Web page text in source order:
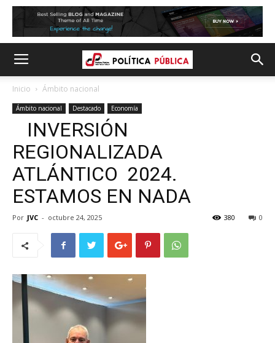
Inicio Ámbito nacional
Ámbito nacional Destacado Economía
INVERSIÓN
REGIONALIZADA
ATLÁNTICO 2024.
ESTAMOS EN NADA
Por JVC - octubre 24, 2025 0
380